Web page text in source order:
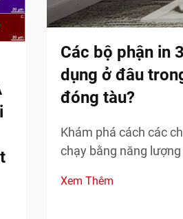
Các bộ phận in
dụng ở đâu
đóng tàu?
Khám phá cách các
chạy bằng năng
tạo thông qua các chỉ
Xem Thêm